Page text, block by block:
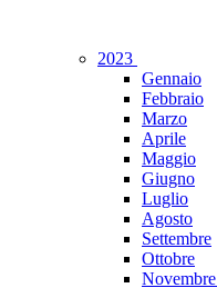
2023
Gennaio
Febbraio
Marzo
Aprile
Maggio
Giugno
Luglio
Agosto
Settembre
Ottobre
Novembre